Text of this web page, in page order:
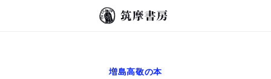
増島高敬の本